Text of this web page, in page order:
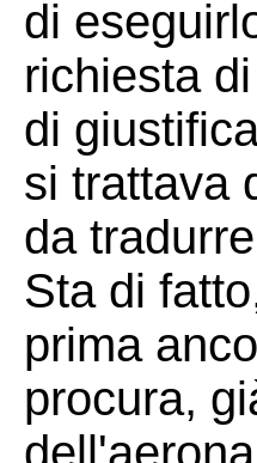
di
richiesta
di
si trattava
da
Sta di
prima
procura,